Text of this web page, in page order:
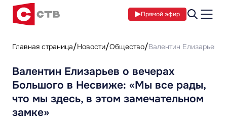
Прямой эфир
Главная страница Новости Общество Валентин Елизарьев
Валентин Елизарьев о вечерах
Большого в Несвиже: «Мы все рады,
что мы здесь, в этом замечательном
замке»